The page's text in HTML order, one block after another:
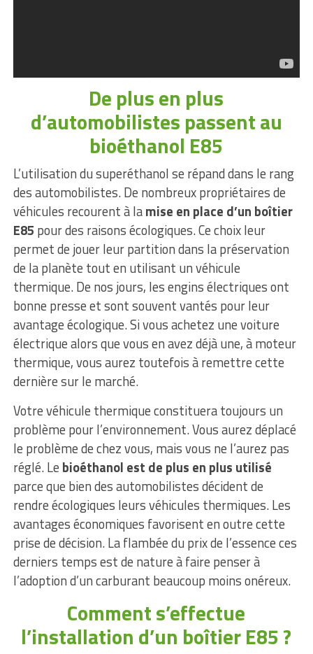
De plus en plus
d’automobilistes passent au
bioéthanol E85
L’utilisation du superéthanol se répand dans le rang
des automobilistes. De nombreux propriétaires de
véhicules recourent à lamise en place d’un boîtier
E85 pour des raisons écologiques. Ce choix leur
permet de jouer leur partition dans la préservation
de la planète tout en utilisant un véhicule
thermique. De nos jours, les engins électriques ont
bonne presse et sont souvent vantés pour leur
avantage écologique. Si vous achetez une voiture
électrique alors que vous en avez déjà une, à moteur
thermique, vous aurez toutefois à remettre cette
dernière sur le marché.
Votre véhicule thermique constituera toujours un
problème pour l’environnement. Vous aurez déplacé
le problème de chez vous, mais vous ne l’aurez pas
réglé. Le bioéthanol est de plus en plus utilisé
parce que bien des automobilistes décident de
rendre écologiques leurs véhicules thermiques. Les
avantages économiques favorisent en outre cette
prise de décision. La flambée du prix de l’essence ces
derniers temps est de nature à faire penser à
l’adoption d’un carburant beaucoup moins onéreux.
Comment s’effectue
l’installation d’un boîtier E85 ?